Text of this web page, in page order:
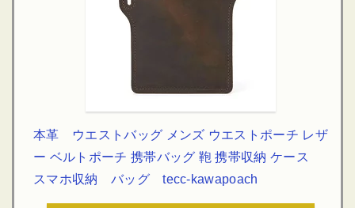
本革 ウエストバッグ メンズ ウエストポーチ レザ
ー ベルトポーチ 携帯バッグ 鞄 携帯収納 ケース
スマホ収納 バッグ tecc-kawapoach